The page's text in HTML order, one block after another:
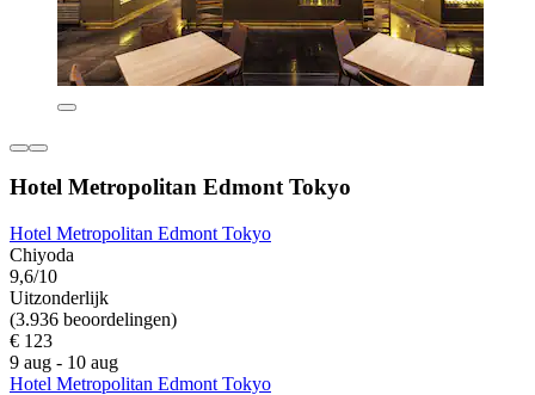
Hotel Metropolitan Edmont Tokyo
Hotel Metropolitan Edmont Tokyo
Chiyoda
9,6/10
Uitzonderlijk
(3.936 beoordelingen)
€ 123
9 aug - 10 aug
Hotel Metropolitan Edmont Tokyo